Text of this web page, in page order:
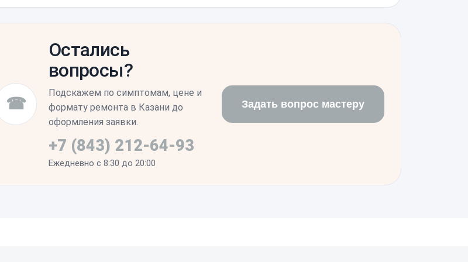
убедиться, что Face ID корректно считывает лицо, а модуль NFC и система
бесконтактной оплаты работают без ошибок в настройках системы.
☎
Остались
вопросы?
Подскажем по симптомам, цене и
формату ремонта в Казани до
оформления заявки.
+7 (843) 212-64-93
Ежедневно с 8:30 до 20:00
Задать вопрос мастеру